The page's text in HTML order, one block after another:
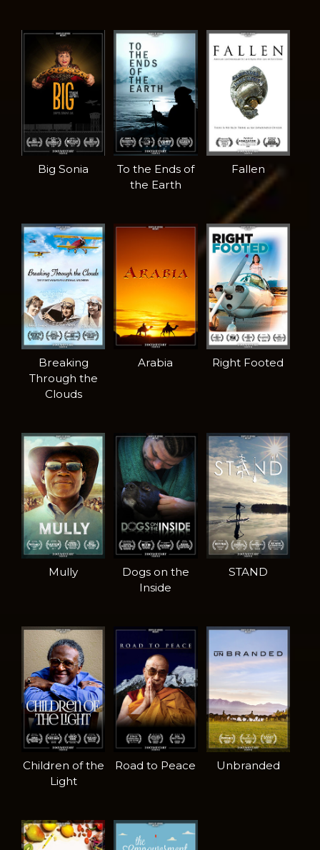
Big Sonia
To the Ends of
the Earth
Fallen
Breaking
Through the
Clouds
Arabia Right Footed
Mully
Dogs on the
Inside
STAND
Children of the
Light
Road to Peace Unbranded